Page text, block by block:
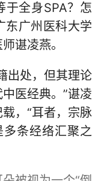
于全身SPA？怎
东广州医科大学
谌凌燕。
出处，但其理论
医经典。”谌凌
，“耳者，宗脉
条经络汇聚之